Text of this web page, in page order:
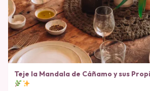
Teje la Mandala de Cáñamo y sus